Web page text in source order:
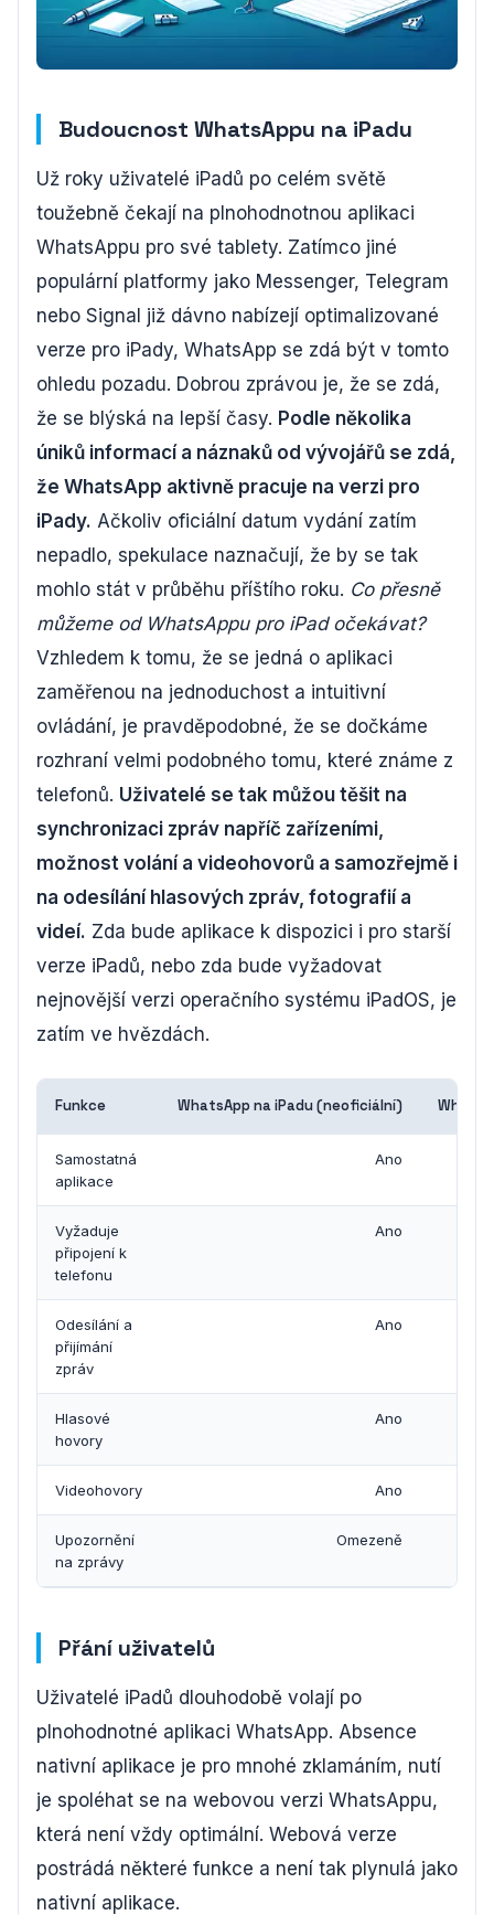
Budoucnost WhatsAppu na iPadu
Už roky uživatelé iPadů po celém světě
toužebně čekají na plnohodnotnou aplikaci
WhatsAppu pro své tablety. Zatímco jiné
populární platformy jako Messenger, Telegram
nebo Signal již dávno nabízejí optimalizované
verze pro iPady, WhatsApp se zdá být v tomto
ohledu pozadu. Dobrou zprávou je, že se zdá,
že se blýská na lepší časy. Podle několika
úniků informací a náznaků od vývojářů se zdá,
že WhatsApp aktivně pracuje na verzi pro
iPady. Ačkoliv oficiální datum vydání zatím
nepadlo, spekulace naznačují, že by se tak
mohlo stát v průběhu příštího roku. Co přesně
můžeme od WhatsAppu pro iPad očekávat?
Vzhledem k tomu, že se jedná o aplikaci
zaměřenou na jednoduchost a intuitivní
ovládání, je pravděpodobné, že se dočkáme
rozhraní velmi podobného tomu, které známe z
telefonů. Uživatelé se tak můžou těšit na
synchronizaci zpráv napříč zařízeními,
možnost volání a videohovorů a samozřejmě i
na odesílání hlasových zpráv, fotografií a
videí. Zda bude aplikace k dispozici i pro starší
verze iPadů, nebo zda bude vyžadovat
nejnovější verzi operačního systému iPadOS, je
zatím ve hvězdách.
Funkce WhatsApp na iPadu (neoficiální)
Samostatná
aplikace
Ano
Vyžaduje
připojení k
telefonu
Ano
Odesílání a
přijímání
zpráv
Ano
Hlasové
hovory
Ano
Videohovory Ano
Upozornění
na zprávy
Omezeně
Přání uživatelů
Uživatelé iPadů dlouhodobě volají po
plnohodnotné aplikaci WhatsApp. Absence
nativní aplikace je pro mnohé zklamáním, nutí
je spoléhat se na webovou verzi WhatsAppu,
která není vždy optimální. Webová verze
postrádá některé funkce a není tak plynulá jako
nativní aplikace.